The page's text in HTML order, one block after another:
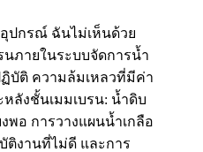
อุปกรณ์ ฉันไม่เห็นด้วย
นภายในระบบจัดการน้ำ
บัติ ความล้มเหลวที่มีค่า
ลังชั้นเมมเบรน: น้ำดิบ
พอ การวางแผนน้ำเกลือ
ติงานที่ไม่ดี และการ